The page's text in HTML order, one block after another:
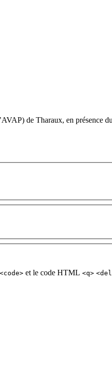
de Tharaux, en présence
<code> et le code HTML <q>